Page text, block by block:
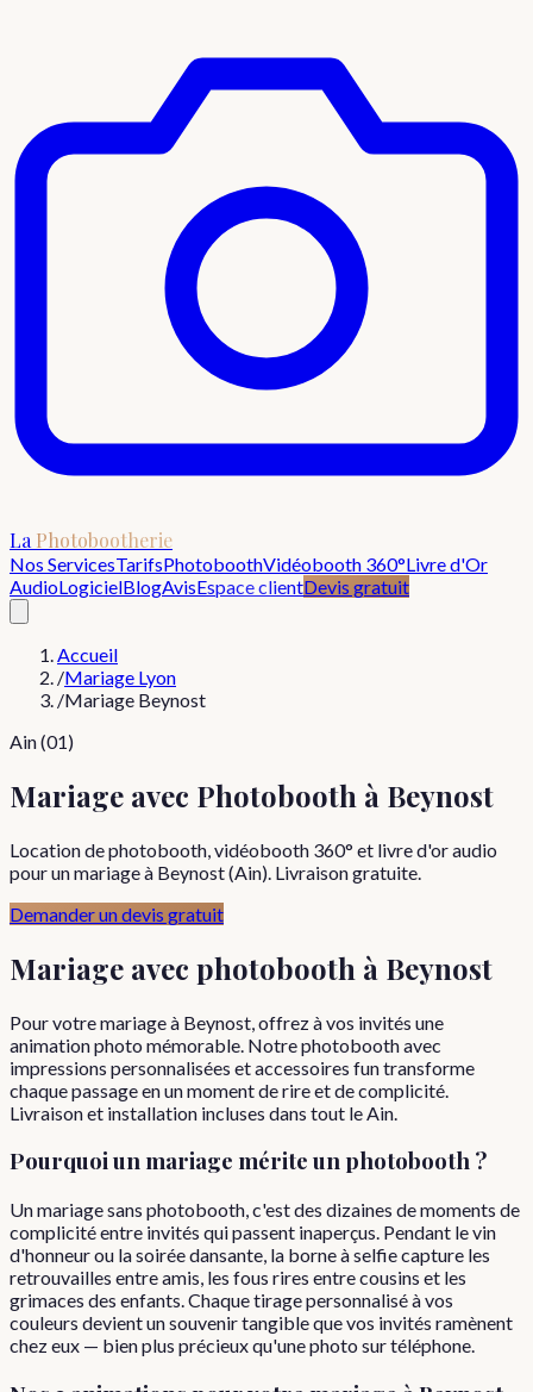
La Photobootherie
Nos ServicesTarifsPhotoboothVidéobooth 360°Livre d'Or
AudioLogicielBlogAvisEspace clientDevis gratuit
Accueil
/Mariage Lyon
/Mariage Beynost
Ain (01)
Mariage avec Photobooth à Beynost
Location de photobooth, vidéobooth 360° et livre d'or audio
pour un mariage à Beynost (Ain). Livraison gratuite.
Demander un devis gratuit
Mariage avec photobooth à Beynost
Pour votre mariage à Beynost, offrez à vos invités une
animation photo mémorable. Notre photobooth avec
impressions personnalisées et accessoires fun transforme
chaque passage en un moment de rire et de complicité.
Livraison et installation incluses dans tout le Ain.
Pourquoiun mariage mérite un photobooth ?
Un mariage sans photobooth, c'est des dizaines de moments de
complicité entre invités qui passent inaperçus. Pendant le vin
d'honneur ou la soirée dansante, la borne à selfie capture les
retrouvailles entre amis, les fous rires entre cousins et les
grimaces des enfants. Chaque tirage personnalisé à vos
couleurs devient un souvenir tangible que vos invités ramènent
chez eux — bien plus précieux qu'une photo sur téléphone.